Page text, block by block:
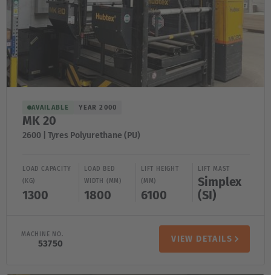
Great Britain
English
Italia
Italiano
Luxembourg
Français
Deutsch
Nederland
Nederlands
Deutsch
AVAILABLE YEAR 2000
MK 20
2600 | Tyres Polyurethane (PU)
LOAD CAPACITY
(KG)
1300
LOAD BED
WIDTH (MM)
1800
LIFT HEIGHT
(MM)
6100
LIFT MAST
Simplex
(SI)
MACHINE NO.
53750 VIEW DETAILS